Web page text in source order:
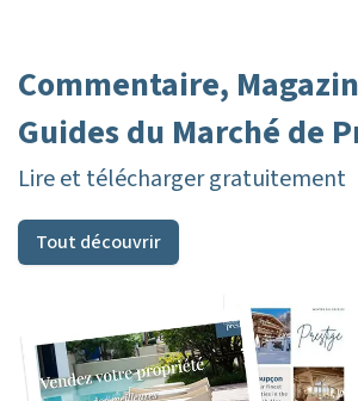
Commentaire,
Guides du Marché de
Lire et télécharger gratuitement
Tout découvrir